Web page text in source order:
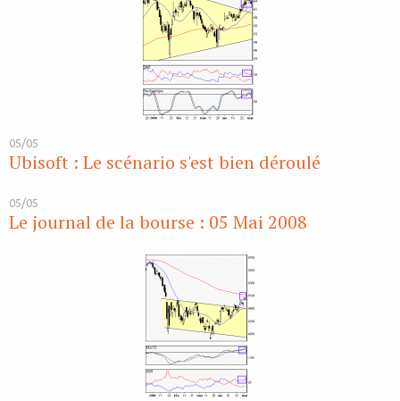
05/05
Ubisoft : Le scénario s'est bien déroulé
05/05
Le journal de la bourse : 05 Mai 2008